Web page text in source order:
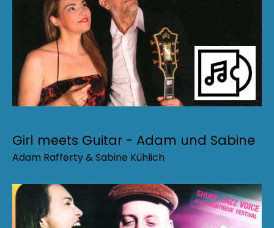
Girl meets Guitar - Adam und Sabine
Adam Rafferty & Sabine Kühlich